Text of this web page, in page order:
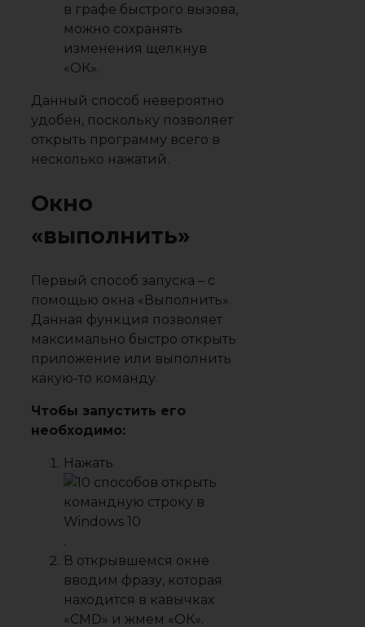
в графе быстрого вызова,
можно сохранять
изменения щелкнув
«ОК».
Данный способ невероятно
удобен, поскольку позволяет
открыть программу всего в
несколько нажатий.
Окно
«выполнить»
Первый способ запуска – с
помощью окна «Выполнить».
Данная функция позволяет
максимально быстро открыть
приложение или выполнить
какую-то команду.
Чтобы запустить его
необходимо:
Нажать
.
В открывшемся окне
вводим фразу, которая
находится в кавычках
«CMD» и жмем «ОК».